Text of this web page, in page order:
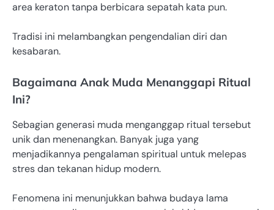
area keraton tanpa berbicara sepatah kata pun.
Tradisi ini melambangkan pengendalian diri dan
kesabaran.
Bagaimana Anak Muda Menanggapi Ritual
Ini?
Sebagian generasi muda menganggap ritual tersebut
unik dan menenangkan. Banyak juga yang
menjadikannya pengalaman spiritual untuk melepas
stres dan tekanan hidup modern.
Fenomena ini menunjukkan bahwa budaya lama